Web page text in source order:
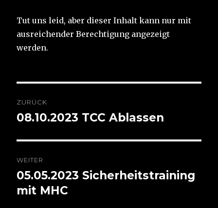
Tut uns leid, aber dieser Inhalt kann nur mit
ausreichender Berechtigung angezeigt
werden.
ZURÜCK
Vorheriger
08.10.2023 TCC Ablassen
WEITER
Nächster
Beitrag:
05.05.2023 Sicherheitstraining
mit MHC